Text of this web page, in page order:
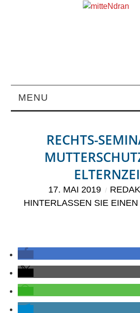
MENU
MAGAZIN
RUBRIKEN
MEINUNG
AUS DEM
KIEZ
RECHTS-
17. MAI 2019
HINTERLASSEN SIE